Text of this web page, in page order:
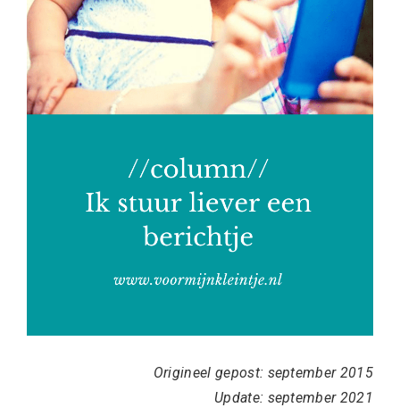
Origineel gepost: september 2015
Update: september 2021